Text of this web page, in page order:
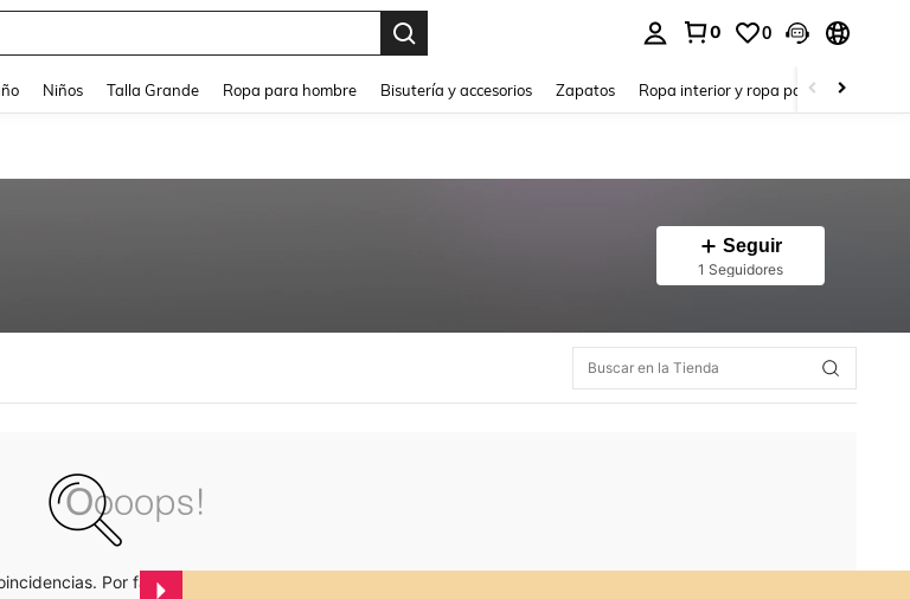
0 0
Niños Talla Grande Ropa para hombre Bisutería y accesorios Zapatos Ropa interior y ropa para dormir
Seguir
1 Seguidores
Por favor inténtalo de nuevo.